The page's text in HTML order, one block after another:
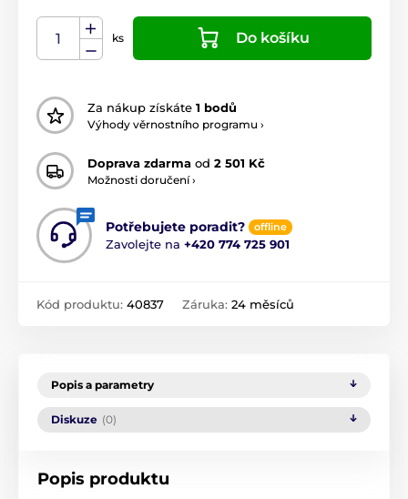
ks Do košíku
Za nákup získáte 1 bodů
Výhody věrnostního programu ›
Doprava zdarma od 2 501 Kč
Možnosti doručení ›
Potřebujete poradit? offline
Zavolejte na +420 774 725 901
Kód produktu: 40837 Záruka: 24 měsíců
Popis a parametry
Diskuze (0)
Popis produktu